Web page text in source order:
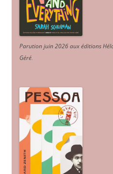
Parution juin 2026 aux éditions
Géré.